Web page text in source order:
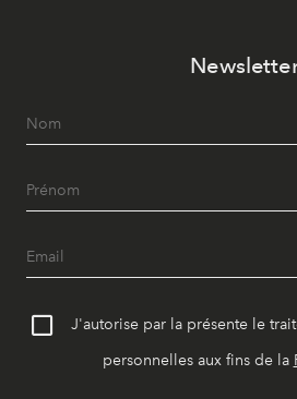
J'autorise par la présente le
personnelles aux fins de la